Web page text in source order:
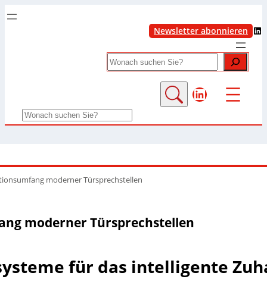
Newsletter abonnieren LinkedIn
Search
LinkedIn
Search
moderner Türsprechstellen
moderner Türsprechstellen
für das intelligente